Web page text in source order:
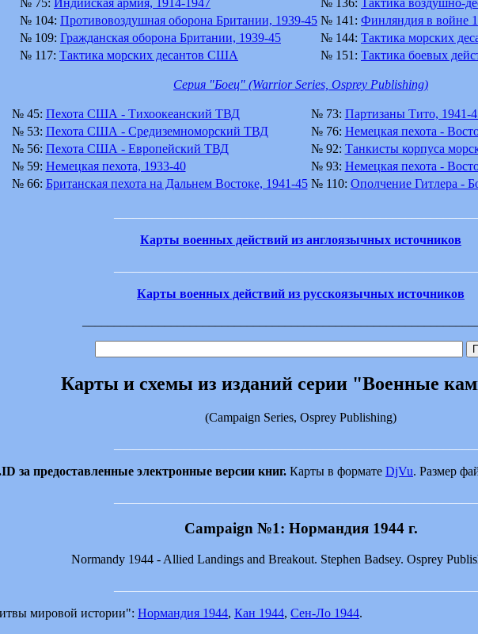
№ 104: Противовоздушная оборона Британии, 1939-45 № 141: Финляндия в войне
№ 109: Гражданская оборона Британии, 1939-45 № 144: Тактика морских
№ 117: Тактика морских десантов США № 151: Тактика боевых
Серия "Боец" (Warrior Series, Osprey Publishing)
№ 45: Пехота США - Тихоокеанский ТВД № 73: Партизаны Тито, 1941-
№ 53: Пехота США - Средиземноморский ТВД № 76: Немецкая пехота -
№ 56: Пехота США - Европейский ТВД № 92: Танкисты корпуса
№ 59: Немецкая пехота, 1933-40 № 93: Немецкая пехота -
№ 66: Британская пехота на Дальнем Востоке, 1941-45 № 110: Ополчение Гитлера -
Карты военных действий из англоязычных источников
Карты военных действий из русскоязычных источников
Карты и схемы из изданий серии "Военные
(Campaign Series, Osprey Publishing)
за предоставленные электронные версии книг. Карты в формате DjVu. Размер
Campaign №1: Нормандия 1944 г.
Normandy 1944 - Allied Landings and Breakout. Stephen Badsey. Osprey
мировой истории": Нормандия 1944, Кан 1944, Сен-Ло 1944.